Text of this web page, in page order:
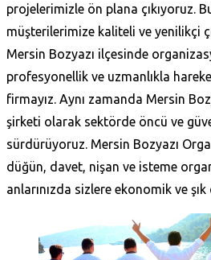
projelerimizle ön plana çıkıyoruz.
müşterilerimize kaliteli ve yenilikçi
Mersin Bozyazı ilçesinde
profesyonellik ve uzmanlıkla
firmayız. Aynı zamanda Mersin
şirketi olarak sektörde öncü ve
sürdürüyoruz. Mersin Bozyazı
düğün, davet, nişan ve isteme
anlarınızda sizlere ekonomik ve